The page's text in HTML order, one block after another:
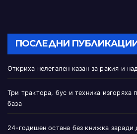
ПОСЛЕДНИ
Откриха нелегален казан за ракия и
Три трактора, бус и техника изгоряха
база
24-годишен остана без книжка заради